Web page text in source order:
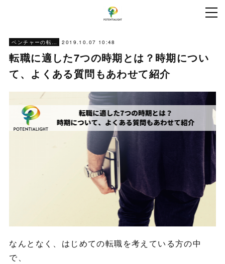
ベンチャーの転職ノウハウ 2019.10.07 10:48
転職に適した7つの時期とは？時期につい
て、よくある質問もあわせて紹介
なんとなく、はじめての転職を考えている方の中
で、